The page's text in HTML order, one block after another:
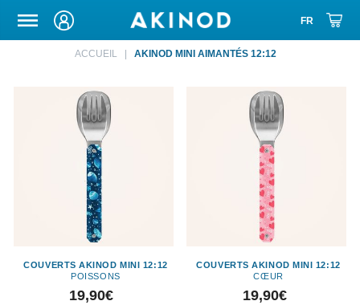
ETUIS DE TRANSPORT
ACCUEIL AKINOD MINI AIMANTÉS 12:12
COUVERTS AKINOD MINI 12:12
POISSONS
Prix
19,90€
COUVERTS AKINOD MINI 12:12
CŒUR
Prix
19,90€